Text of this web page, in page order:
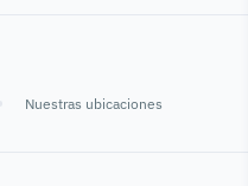
Nuestras ubicaciones